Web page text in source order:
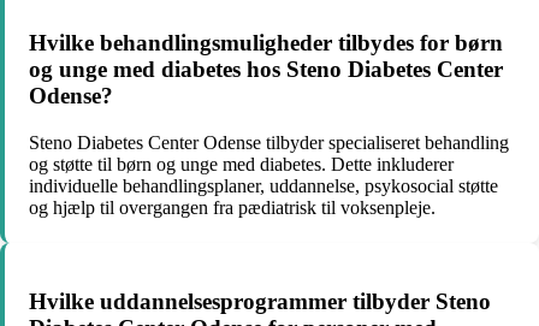
Hvilke behandlingsmuligheder tilbydes for børn
og unge med diabetes hos Steno Diabetes Center
Odense?
Steno Diabetes Center Odense tilbyder specialiseret behandling
og støtte til børn og unge med diabetes. Dette inkluderer
individuelle behandlingsplaner, uddannelse, psykosocial støtte
og hjælp til overgangen fra pædiatrisk til voksenpleje.
Hvilke uddannelsesprogrammer tilbyder Steno